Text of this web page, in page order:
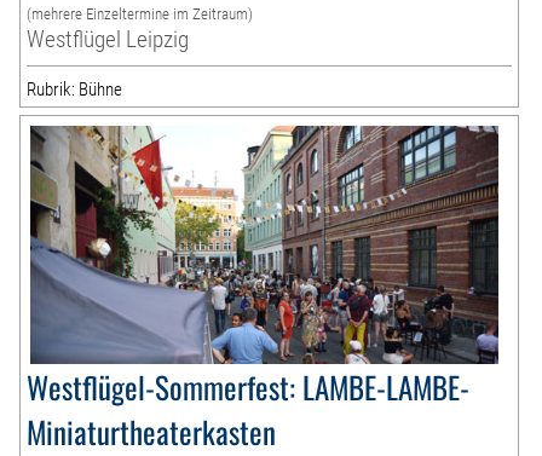
(mehrere Einzeltermine im Zeitraum)
Westflügel Leipzig
Rubrik: Bühne
Westflügel-Sommerfest: LAMBE-LAMBE-
Miniaturtheaterkasten